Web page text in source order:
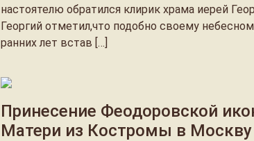
настоятелю обратился клирик храма иерей
Георгий отметил,что подобно своему
ранних лет встав […]
Принесение Феодоровской
Матери из Костромы в Москву